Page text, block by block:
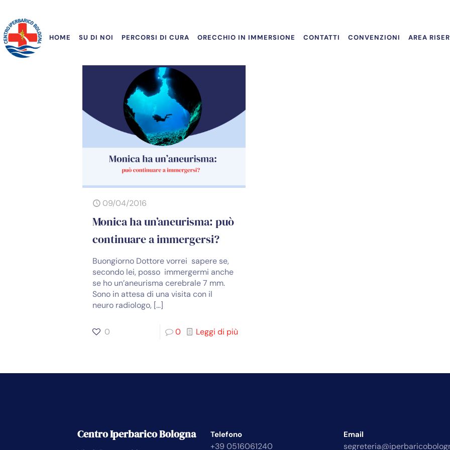
HOME SU DI NOI PERCORSI DI CURA ORECCHIO IN IMMERSIONE CONTATTI CONVENZIONI AREA
09/04/2016
Monica ha un’aneurisma: può
continuare a immergersi?
Buongiorno Dottore vorrei sapere se,
secondo lei, posso immergermi anche
se ho un’aneurisma cerebrale 7 mm.
Sono in attesa di una visita con il
neuro radiologo, […]
0 0 Leggi di più
Centro Iperbarico Bologna Telefono
+39 0516061240
Email